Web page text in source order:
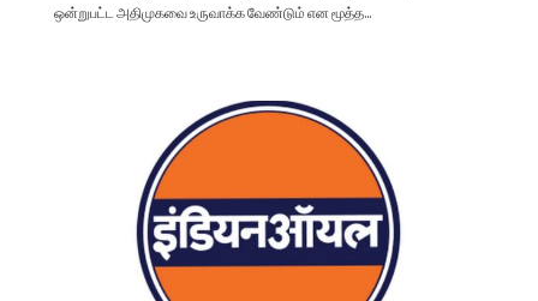
ஒன்றுபட்ட அதிமுகவை உருவாக்க வேண்டும் என மூத்த...